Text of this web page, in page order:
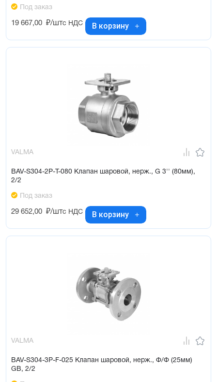
Под заказ
19 667,00 ₽/штс НДС В корзину
VALMA
BAV-S304-2P-T-080 Клапан шаровой, нерж., G 3'' (80мм),
2/2
Под заказ
29 652,00 ₽/штс НДС В корзину
VALMA
BAV-S304-3P-F-025 Клапан шаровой, нерж., Ф/Ф (25мм)
GB, 2/2